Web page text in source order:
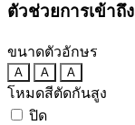
ตัวช่วยการเข้าถึง
ขนาดตัวอักษร
A A A
โหมดสีตัดกันสูง
ปิด